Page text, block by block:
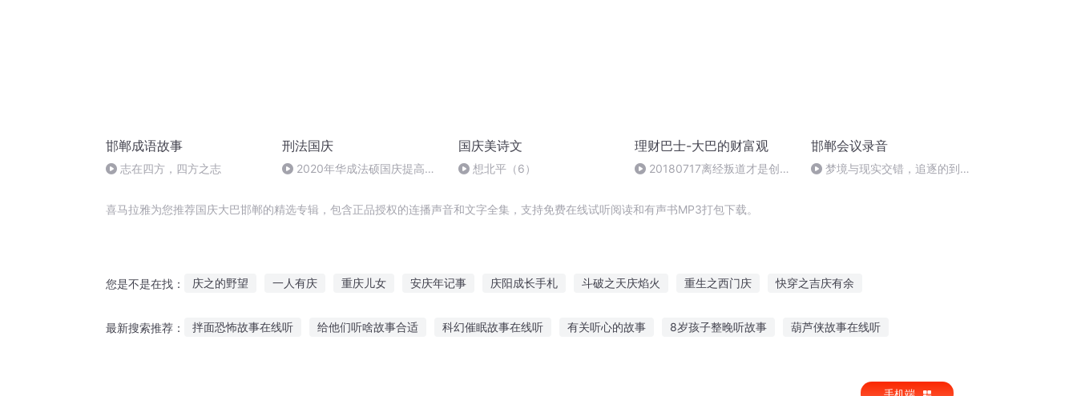
邯郸成语故事
志在四方，四方之志
刑法国庆
2020年华成法硕国庆提高班
国庆美诗文
想北平（6）
理财巴士-大巴的财富观
20180717离经叛道才是创意
邯郸会议录音
梦境与现实交错，追逐的到底
喜马拉雅为您推荐国庆大巴邯郸的精选专辑，包含正品授权的连播声音和文字全集，支持免费在线试听阅读和有声书MP3打包下载。
您是不是在找： 庆之的野望 一人有庆 重庆儿女 安庆年记事 庆阳成长手札 斗破之天庆焰火 重生之西门庆 快穿之吉庆有余
最新搜索推荐： 拌面恐怖故事在线听 给他们听啥故事合适 科幻催眠故事在线听 有关听心的故事 8岁孩子整晚听故事 葫芦侠故事在线听